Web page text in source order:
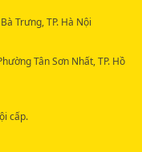
Trưng, TP. Hà Nội
Tân Sơn Nhất, TP. Hồ
cấp.